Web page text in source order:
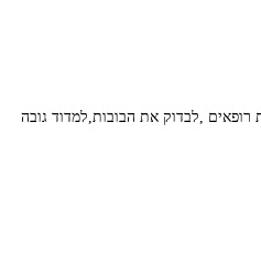
רופאים ,לבדוק את הבובות,למדוד גובה